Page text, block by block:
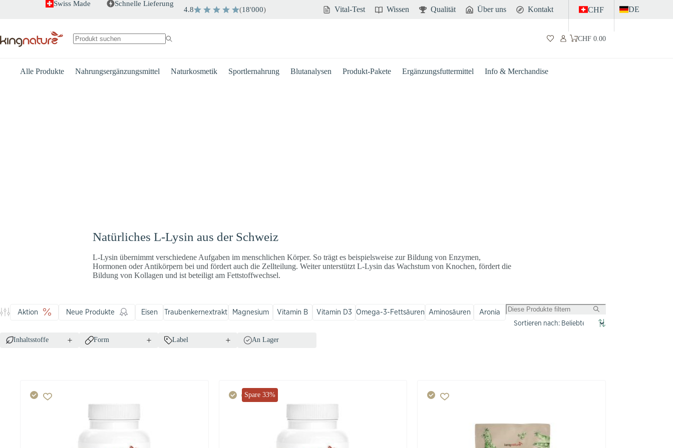
Swiss Made Schnelle Lieferung
4.8 (18'000) Vital-Test Wissen Qualität Über uns Kontakt CHF DE
Warenkorb
CHF0.00
Alle Produkte Nahrungsergänzungsmittel Naturkosmetik Sportlernahrung Blutanalysen Produkt-Pakete Ergänzungsfuttermittel Info & Merchandise
Natürliches L-Lysin aus der Schweiz
L-Lysin übernimmt verschiedene Aufgaben im menschlichen Körper. So trägt es beispielsweise zur Bildung von Enzymen,
Hormonen oder Antikörpern bei und fördert auch die Zellteilung. Weiter unterstützt L-Lysin das Wachstum von Knochen, fördert die
Bildung von Kollagen und ist beteiligt am Fettstoffwechsel.
Aktion Neue Produkte Eisen Traubenkernextrakt Magnesium Vitamin B Vitamin D3 Omega-3-Fettsäuren Aminosäuren Aronia
Inhaltsstoffe Form Label An Lager
Spare 33%